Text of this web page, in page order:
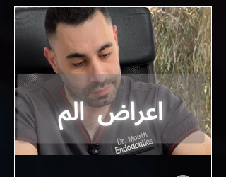
🔴 ما أنواع كسور الجذر؟ • كسر سطحي
في التاج (غالبًا يمكن علاجه) • كسر يمتد
الجذر • كسر عمودي داخل الجذر (الأخطر)
نوع الكسر هو العامل الأساسي في تحديد